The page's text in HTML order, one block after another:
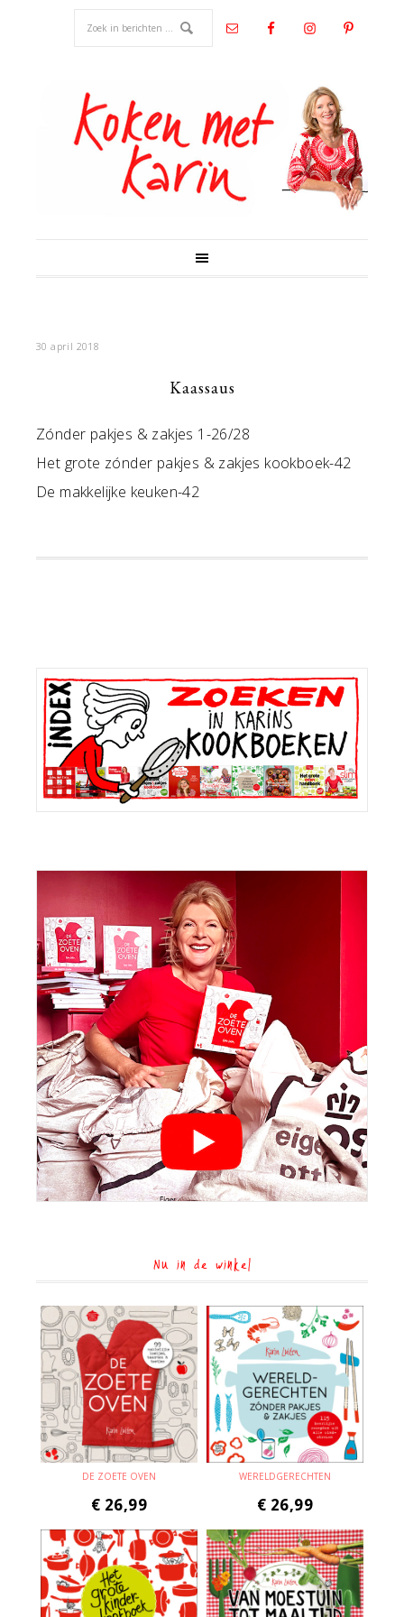
30 april 2018
Kaassaus
Zónder pakjes & zakjes 1-26/28
Het grote zónder pakjes & zakjes kookboek-42
De makkelijke keuken-42
Primaire
Sidebar
Nu in de winkel
DE ZOETE OVEN
€ 26,99
WERELDGERECHTEN
€ 26,99